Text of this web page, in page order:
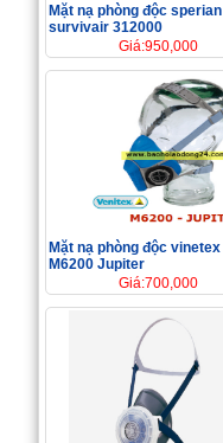
Mặt nạ phòng độc sperian
survivair 312000
Giá:950,000
Mặt nạ phòng độc vinetex
M6200 Jupiter
Giá:700,000